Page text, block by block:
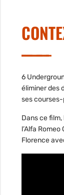
6
éliminer des
ses
Dans ce
l’Alfa
Florence